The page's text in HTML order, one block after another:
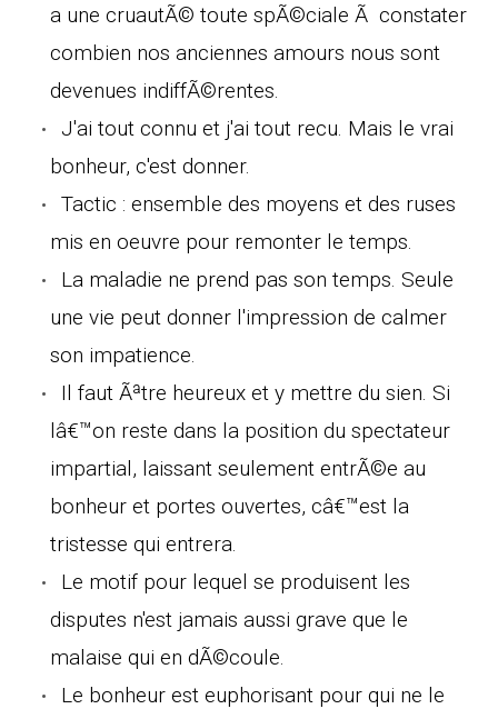
a une cruautÃ© toute spÃ©ciale Ã constater
combien nos anciennes amours nous sont
devenues indiffÃ©rentes.
J'ai tout connu et j'ai tout recu. Mais le vrai
bonheur, c'est donner.
Tactic : ensemble des moyens et des ruses
mis en oeuvre pour remonter le temps.
La maladie ne prend pas son temps. Seule
une vie peut donner l'impression de calmer
son impatience.
Il faut Ãªtre heureux et y mettre du sien. Si
lâ€™on reste dans la position du spectateur
impartial, laissant seulement entrÃ©e au
bonheur et portes ouvertes, câ€™est la
tristesse qui entrera.
Le motif pour lequel se produisent les
disputes n'est jamais aussi grave que le
malaise qui en dÃ©coule.
Le bonheur est euphorisant pour qui ne le